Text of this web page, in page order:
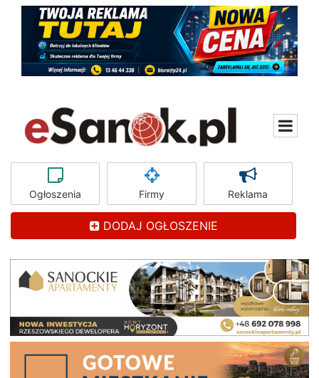
Ogłoszenia Firmy Reklama
DODAJ OGŁOSZENIE